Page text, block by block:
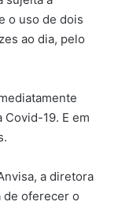
o uso de dois
ao dia, pelo
19. E em
a diretora
de oferecer o